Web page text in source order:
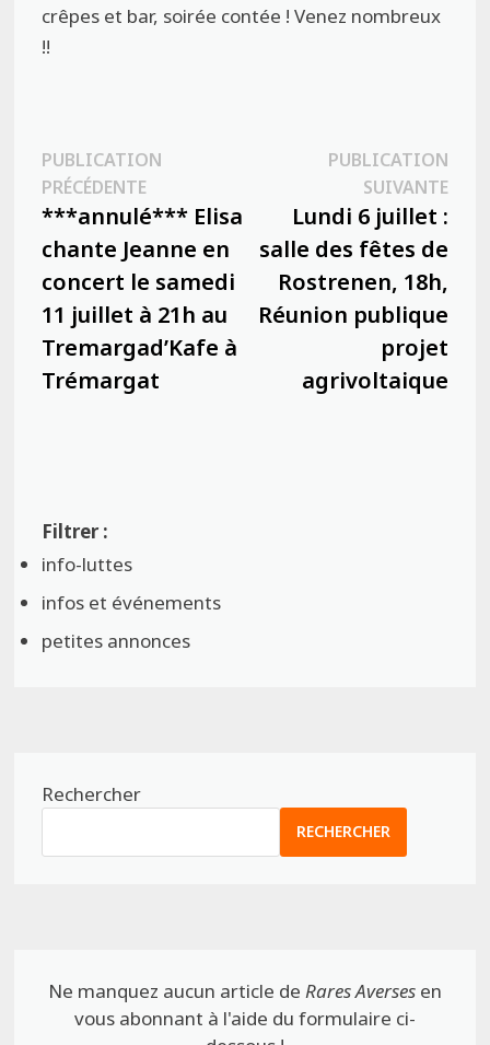
crêpes et bar, soirée contée ! Venez nombreux
!!
Navigation
de
l’article
PUBLICATION
PRÉCÉDENTEPublication
précédente :
***annulé*** Elisa
chante Jeanne en
concert le samedi
11 juillet à 21h au
Tremargad’Kafe à
Trémargat
PUBLICATION
SUIVANTE
Lundi 6 juillet :
salle des fêtes de
Rostrenen, 18h,
Réunion publique
projet
agrivoltaique
info-luttes
infos et événements
petites annonces
Rechercher
RECHERCHER
Ne manquez aucun article de Rares Aversesen
vous abonnant à l'aide du formulaire ci-